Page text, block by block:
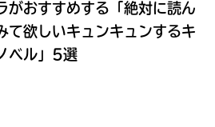
がおすすめする 「絶対に読ん
て欲しいキュンキュンするキ
ベル」5選